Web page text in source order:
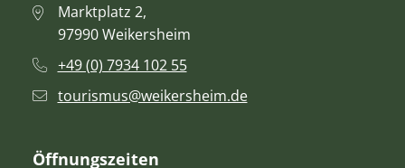
Marktplatz 2,
97990 Weikersheim
+49 (0) 7934 102 55
tourismus@weikersheim.de
Öffnungszeiten